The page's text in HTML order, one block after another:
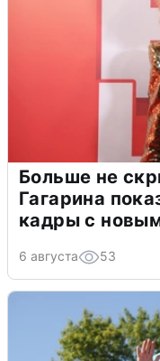
Больше не
Гагарина
кадры с
6 августа 53